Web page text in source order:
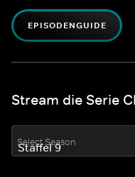
EPISODENGUIDE
Stream die Serie
Select Season